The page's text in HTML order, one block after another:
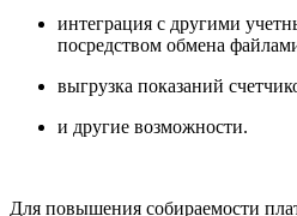
интеграция с другими
посредством обмена
выгрузка показаний
и другие возможности.
Для повышения собираемости